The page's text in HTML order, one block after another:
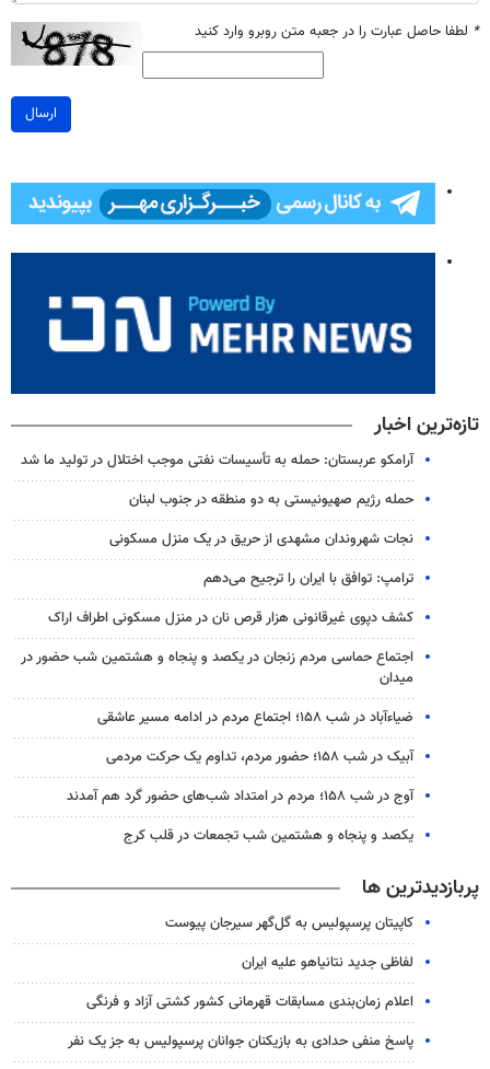
* لطفا حاصل عبارت را در جعبه متن روبرو وارد کنید
ارسال
تازه‌ترین اخبار
آرامکو عربستان: حمله به تأسیسات نفتی موجب اختلال در تولید ما شد
حمله رژیم صهیونیستی به دو منطقه در جنوب لبنان
نجات شهروندان مشهدی از حریق در یک منزل مسکونی
ترامپ: توافق با ایران را ترجیح می‌دهم
کشف دپوی غیرقانونی هزار قرص نان در منزل مسکونی اطراف اراک
اجتماع حماسی مردم زنجان در یکصد و پنجاه و هشتمین شب حضور در
میدان
ضیاء‌آباد در شب ۱۵۸؛ اجتماع مردم در ادامه مسیر عاشقی
آبیک در شب ۱۵۸؛ حضور مردم، تداوم یک حرکت مردمی
آوج در شب ۱۵۸؛ مردم در امتداد شب‌های حضور گرد هم آمدند
یکصد و پنجاه و هشتمین شب تجمعات در قلب کرج
پربازدیدترین ها
کاپیتان پرسپولیس به گل‌گهر سیرجان پیوست
لفاظی جدید نتانیاهو علیه ایران
اعلام زمان‌بندی مسابقات قهرمانی کشور کشتی آزاد و فرنگی
پاسخ منفی حدادی به بازیکنان جوانان پرسپولیس به جز یک نفر